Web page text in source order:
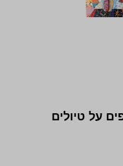
על טיולים